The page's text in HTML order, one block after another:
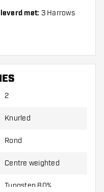
met: 3 Harrows
2
Knurled
Rond
Centre weighted
Tungsten 80%